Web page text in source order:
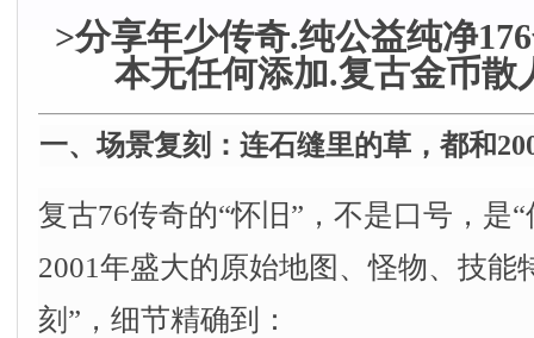
>分享年少传奇.纯公益纯净
本无任何添加.复古金币散
一、场景复刻：连石缝里的草，都和
复古76传奇的“怀旧”，不是口号，是
2001年盛大的原始地图、怪物、技能
刻”，细节精确到：